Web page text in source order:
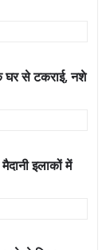
घर से टकराई, नशे
इलाकों में